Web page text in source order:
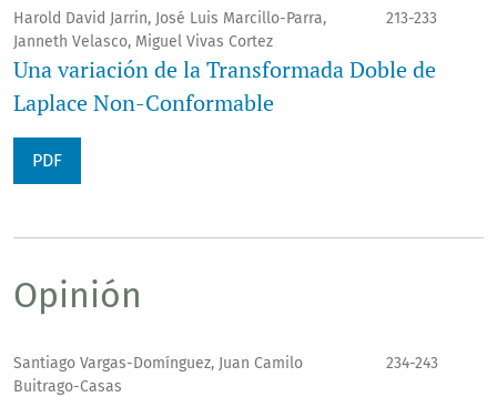
Harold David Jarrin, José Luis Marcillo-Parra,
Janneth Velasco, Miguel Vivas Cortez
213-233
Una variación de la Transformada Doble de
Laplace Non-Conformable
PDF
Opinión
Santiago Vargas-Domínguez, Juan Camilo
Buitrago-Casas
234-243